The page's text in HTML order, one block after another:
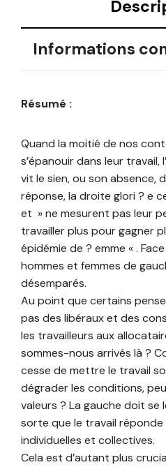
Informations
Résumé :
Quand la moitié de nos
s’épanouir dans leur travail,
vit le sien, ou son absence,
réponse, la droite glori ? e
et » ne mesurent pas leur
travailler plus pour gagner
épidémie de ? emme « .
hommes et femmes de
désemparés.
Au point que certains
pas des libéraux et des
les travailleurs aux
sommes-nous arrivés là ?
cesse de mettre le travail
dégrader les conditions,
valeurs ? La gauche doit
sorte que le travail
individuelles et collectives.
Cela est d’autant plus